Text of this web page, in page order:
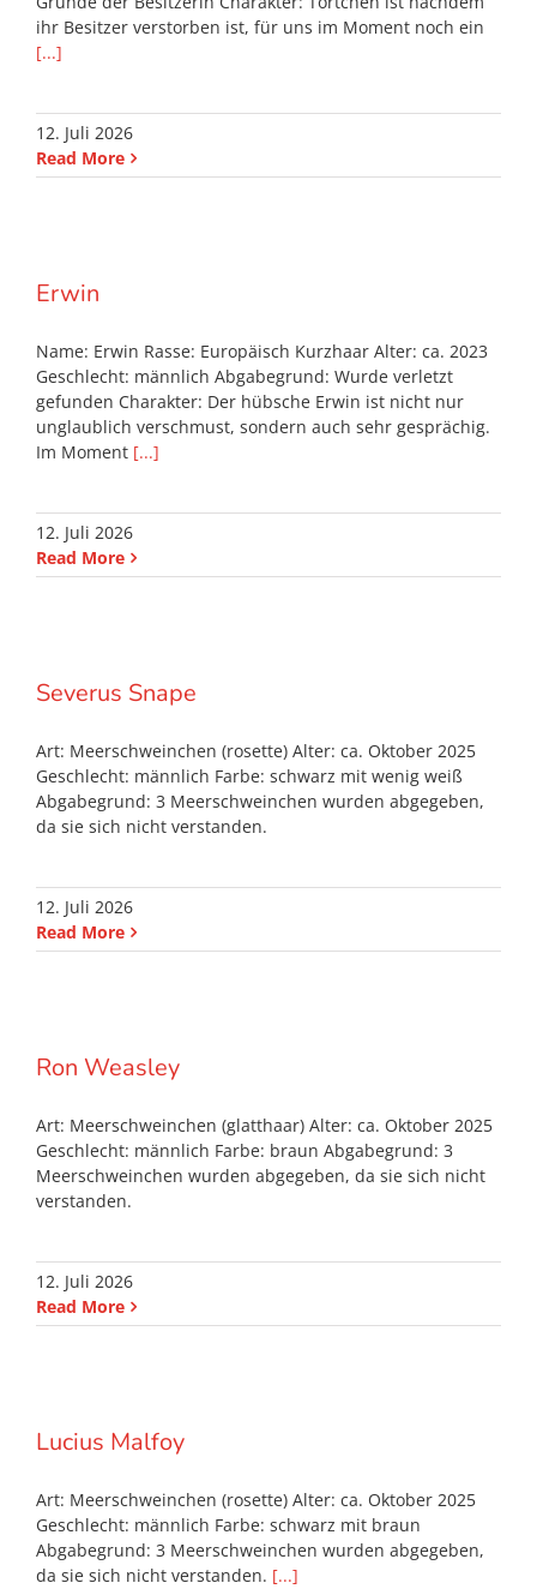
ihr Besitzer verstorben ist, für uns im Moment noch ein
[...]
12. Juli 2026
Read More
Erwin
Name: Erwin Rasse: Europäisch Kurzhaar Alter: ca. 2023
Geschlecht: männlich Abgabegrund: Wurde verletzt
gefunden Charakter: Der hübsche Erwin ist nicht nur
unglaublich verschmust, sondern auch sehr gesprächig.
Im Moment [...]
12. Juli 2026
Read More
Severus Snape
Art: Meerschweinchen (rosette) Alter: ca. Oktober 2025
Geschlecht: männlich Farbe: schwarz mit wenig weiß
Abgabegrund: 3 Meerschweinchen wurden abgegeben,
da sie sich nicht verstanden.
12. Juli 2026
Read More
Ron Weasley
Art: Meerschweinchen (glatthaar) Alter: ca. Oktober 2025
Geschlecht: männlich Farbe: braun Abgabegrund: 3
Meerschweinchen wurden abgegeben, da sie sich nicht
verstanden.
12. Juli 2026
Read More
Lucius Malfoy
Art: Meerschweinchen (rosette) Alter: ca. Oktober 2025
Geschlecht: männlich Farbe: schwarz mit braun
Abgabegrund: 3 Meerschweinchen wurden abgegeben,
da sie sich nicht verstanden. [...]